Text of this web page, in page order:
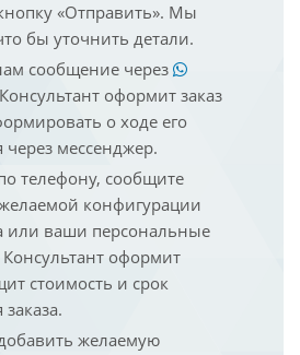
«Отправить». Мы
бы уточнить детали.
сообщение через
оформит заказ
о ходе его
мессенджер.
телефону, сообщите
конфигурации
или ваши персональные
оформит
стоимость и срок
желаемую